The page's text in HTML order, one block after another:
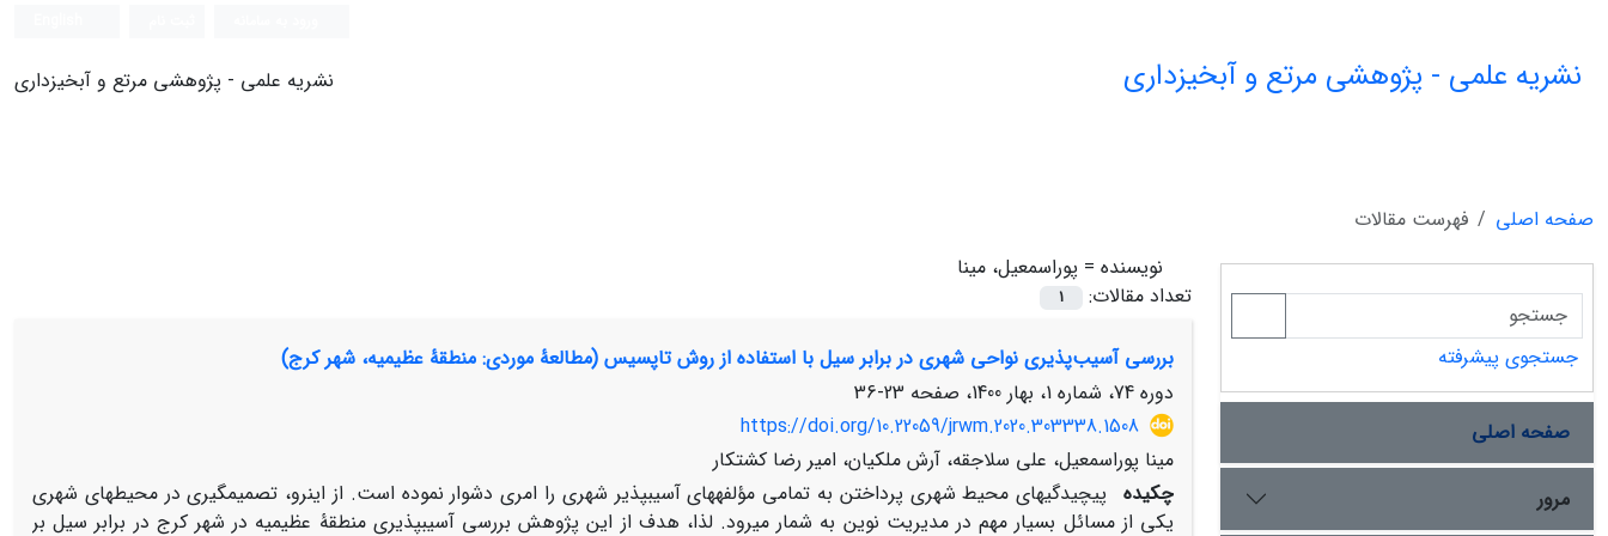
نشریه علمی - پژوهشی مرتع و آبخیزداری نشریه علمی - پژوهشی مرتع و آبخیزداری
صفحه اصلی
فهرست مقالات
نویسنده = پوراسمعیل، مینا
تعداد مقالات:
1
بررسی آسیب‌پذیری نواحی شهری در برابر سیل با استفاده از روش تاپسیس (مطالعۀ موردی: منطقۀ عظیمیه، شهر کرج)
دوره 74، شماره 1، بهار 1400، صفحه
23-36
https://doi.org/10.22059/jrwm.2020.303338.1508
مینا پوراسمعیل، علی سلاجقه، آرش ملکیان، امیر رضا کشتکار
چکیده پیچیدگی­های محیط شهری پرداختن به تمامی مؤلفه­های آسیب­پذیر شهری را امری دشوار نموده است. از این­رو، تصمیم­گیری در محیط­های شهری
یکی از مسائل بسیار مهم در مدیریت نوین به شمار می­رود. لذا، هدف از این پژوهش بررسی آسیب­پذیری منطقۀ عظیمیه در شهر کرج در برابر سیل بر
جستجوی پیشرفته
صفحه اصلی
مرور